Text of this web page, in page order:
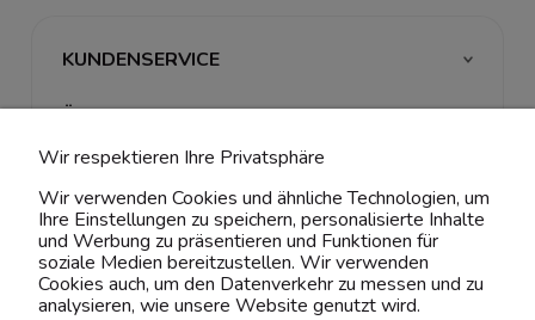
KUNDENSERVICE
ÜBER UNS & RECHTLICHES
MEIN ACCOUNT
BELIEBTE KATEGORIEN
Wir respektieren Ihre Privatsphäre
Wir verwenden Cookies und ähnliche Technologien, um
Ihre Einstellungen zu speichern, personalisierte Inhalte
und Werbung zu präsentieren und Funktionen für
soziale Medien bereitzustellen. Wir verwenden
Cookies auch, um den Datenverkehr zu messen und zu
analysieren, wie unsere Website genutzt wird.